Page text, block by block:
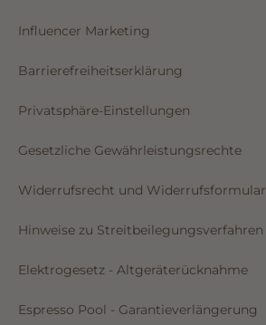
Influencer Marketing
Barrierefreiheitserklärung
Privatsphäre-Einstellungen
Gesetzliche Gewährleistungsrechte
Widerrufsrecht und Widerrufsformular
Hinweise zu Streitbeilegungsverfahren
Elektrogesetz - Altgeräterücknahme
Espresso Pool - Garantieverlängerung